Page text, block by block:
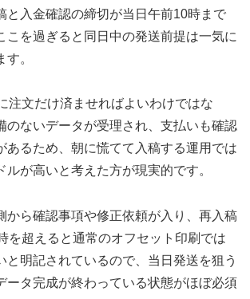
と入金確認の締切が当日午前10時まで
こを過ぎると同日中の発送前提は一気に
。
注文だけ済ませればよいわけではな
のないデータが受理され、支払いも確認
あるため、朝に慌てて入稿する運用では
ルが高いと考えた方が現実的です。
から確認事項や修正依頼が入り、再入稿
を超えると通常のオフセット印刷では
と明記されているので、当日発送を狙う
ータ完成が終わっている状態がほぼ必須